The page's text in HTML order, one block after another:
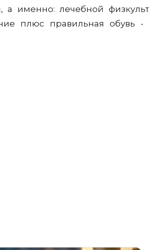
а именно: лечебной
плюс правильная обувь